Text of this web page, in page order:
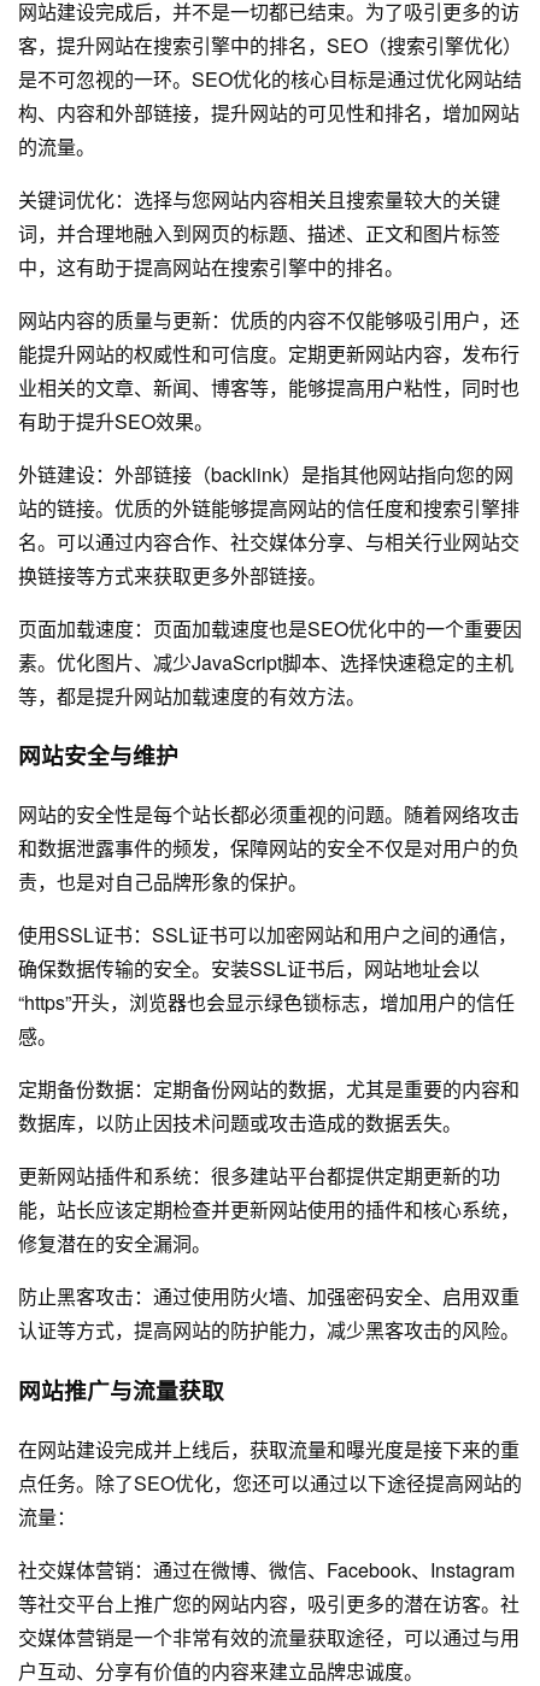
网站建设完成后，并不是一切都已结束。为了吸引更多的访
客，提升网站在搜索引擎中的排名，SEO（搜索引擎优化）
是不可忽视的一环。SEO优化的核心目标是通过优化网站结
构、内容和外部链接，提升网站的可见性和排名，增加网站
的流量。
关键词优化：选择与您网站内容相关且搜索量较大的关键
词，并合理地融入到网页的标题、描述、正文和图片标签
中，这有助于提高网站在搜索引擎中的排名。
网站内容的质量与更新：优质的内容不仅能够吸引用户，还
能提升网站的权威性和可信度。定期更新网站内容，发布行
业相关的文章、新闻、博客等，能够提高用户粘性，同时也
有助于提升SEO效果。
外链建设：外部链接（backlink）是指其他网站指向您的网
站的链接。优质的外链能够提高网站的信任度和搜索引擎排
名。可以通过内容合作、社交媒体分享、与相关行业网站交
换链接等方式来获取更多外部链接。
页面加载速度：页面加载速度也是SEO优化中的一个重要因
素。优化图片、减少JavaScript脚本、选择快速稳定的主机
等，都是提升网站加载速度的有效方法。
网站安全与维护
网站的安全性是每个站长都必须重视的问题。随着网络攻击
和数据泄露事件的频发，保障网站的安全不仅是对用户的负
责，也是对自己品牌形象的保护。
使用SSL证书：SSL证书可以加密网站和用户之间的通信，
确保数据传输的安全。安装SSL证书后，网站地址会以
“https”开头，浏览器也会显示绿色锁标志，增加用户的信任
感。
定期备份数据：定期备份网站的数据，尤其是重要的内容和
数据库，以防止因技术问题或攻击造成的数据丢失。
更新网站插件和系统：很多建站平台都提供定期更新的功
能，站长应该定期检查并更新网站使用的插件和核心系统，
修复潜在的安全漏洞。
防止黑客攻击：通过使用防火墙、加强密码安全、启用双重
认证等方式，提高网站的防护能力，减少黑客攻击的风险。
网站推广与流量获取
在网站建设完成并上线后，获取流量和曝光度是接下来的重
点任务。除了SEO优化，您还可以通过以下途径提高网站的
流量：
社交媒体营销：通过在微博、微信、Facebook、Instagram
等社交平台上推广您的网站内容，吸引更多的潜在访客。社
交媒体营销是一个非常有效的流量获取途径，可以通过与用
户互动、分享有价值的内容来建立品牌忠诚度。